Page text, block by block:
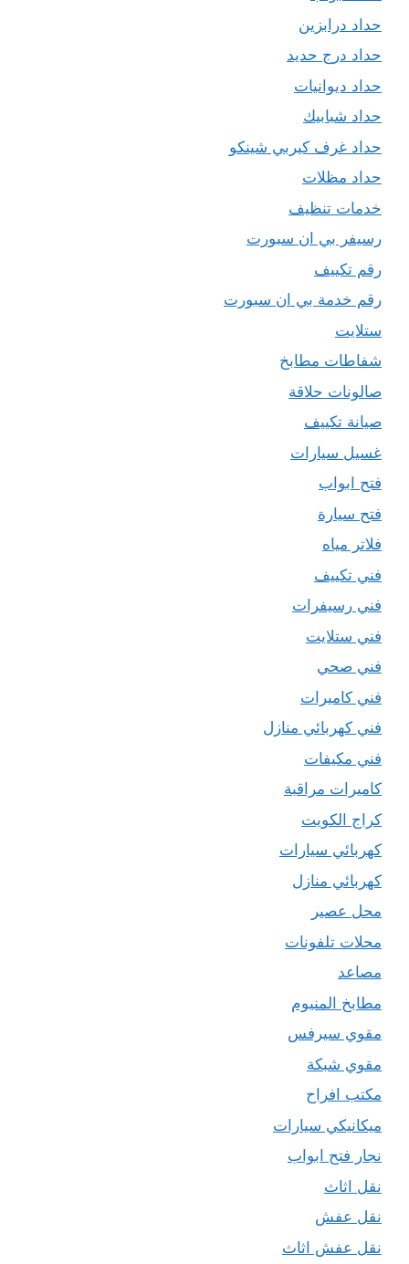
حداد درابزين
حداد درج حديد
حداد ديوانيات
حداد شبابيك
حداد غرف كيربي شينكو
حداد مظلات
خدمات تنظيف
رسيفر بي ان سبورت
رقم تكييف
رقم خدمة بي ان سبورت
ستلايت
شفاطات مطابخ
صالونات حلاقة
صيانة تكييف
غسيل سيارات
فتح ابواب
فتح سيارة
فلاتر مياه
فني تكييف
فني رسيفرات
فني ستلايت
فني صحي
فني كاميرات
فني كهربائي منازل
فني مكيفات
كاميرات مراقبة
كراج الكويت
كهربائي سيارات
كهربائي منازل
محل عصير
محلات تلفونات
مصاعد
مطابخ المنيوم
مقوي سيرفس
مقوي شبكة
مكتب افراح
ميكانيكي سيارات
نجار فتح ابواب
نقل اثاث
نقل عفش
نقل عفش اثاث